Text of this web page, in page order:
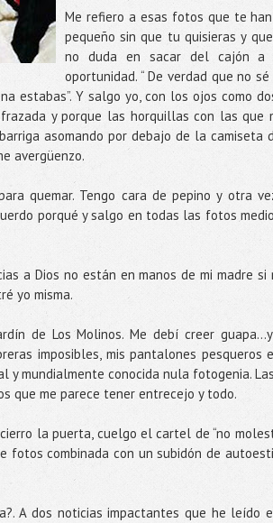
Me refiero a esas fotos que te
pequeño sin que tu quisieras y
no duda en sacar del cajón a
oportunidad. “ De verdad que no
estabas”. Y salgo yo, con los ojos como
y porque las horquillas con las que
asomando por debajo de la camiseta
avergüenzo.
quemar. Tengo cara de pepino y otra
porqué y salgo en todas las fotos
a Dios no están en manos de mi madre si
yo misma.
de Los Molinos. Me debí creer
imposibles, mis pantalones pesqueros
y mundialmente conocida nula fotogenia.
que me parece tener entrecejo y todo.
la puerta, cuelgo el cartel de “no
combinada con un subidón de
A dos noticias impactantes que he leído